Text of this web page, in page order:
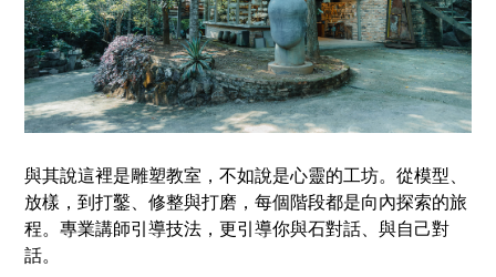
與其說這裡是雕塑教室，不如說是心靈的工坊。從模型、
放樣，到打鑿、修整與打磨，每個階段都是向內探索的旅
程。專業講師引導技法，更引導你與石對話、與自己對
話。